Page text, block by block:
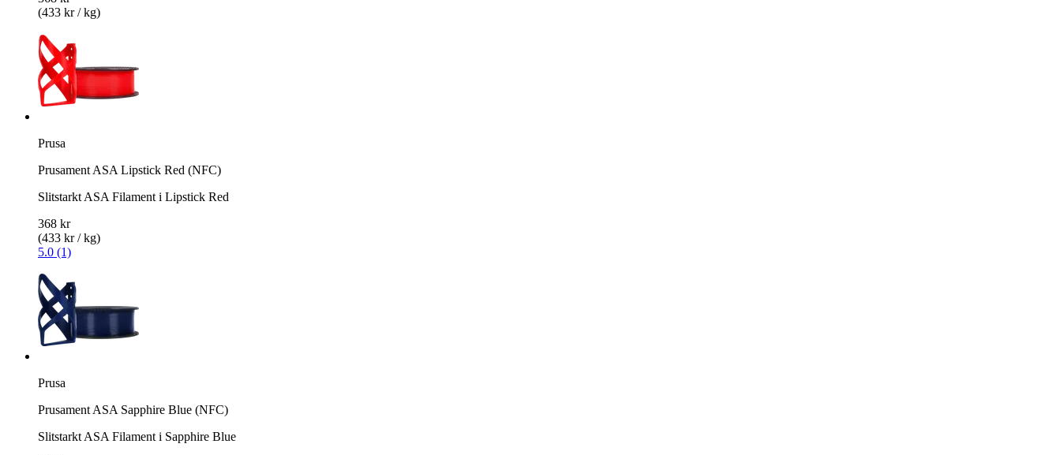
(433 kr / kg)
Prusa
Prusament ASA Lipstick Red (NFC)
Slitstarkt ASA Filament i Lipstick Red
368 kr
(433 kr / kg)
5.0 (1)
Prusa
Prusament ASA Sapphire Blue (NFC)
Slitstarkt ASA Filament i Sapphire Blue